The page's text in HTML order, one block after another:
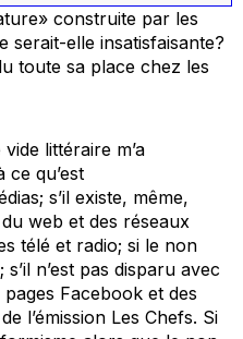
construite par les
serait-elle insatisfaisante?
toute sa place chez les
littéraire m’a
qu’est
s’il existe, même,
web et des réseaux
télé et radio; si le non
n’est pas disparu avec
Facebook et des
l’émission Les Chefs. Si